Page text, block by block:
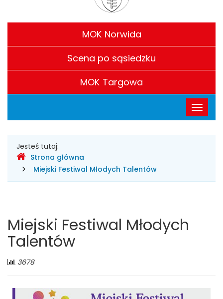
w
LegionowieMOK Norwida
Scena po sąsiedzku
MOK Targowa
główne
Gdzie
jesteśmy
Jesteś tutaj:
Strona główna
Miejski Festiwal Młodych Talentów
Miejski Festiwal Młodych
Talentów
Liczba
3678